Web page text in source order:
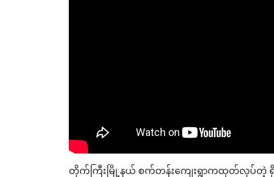
တိုက်ကြီးမြို့နယ် စက်တန်းကျေးရွာကထုတ်လုပ်တဲ့ ရိုး